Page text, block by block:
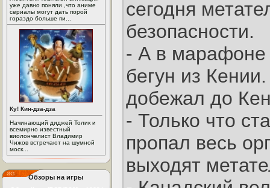
уже давно поняли ,что аниме
сериалы могут дать порой
гораздо больше пи...
Ку! Кин-дза-дза
Начинающий диджей Толик и
всемирно известный
виолончелист Владимир
Чижов встречают на шумной
моск...
Обзоры на игры
сегодня
безопасности.
- А в марафоне
бегун из
добежал до
- Только что
пропал весь
выходят